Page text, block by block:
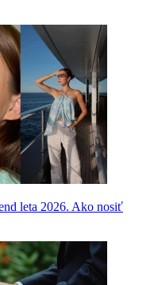
leta 2026. Ako nosiť